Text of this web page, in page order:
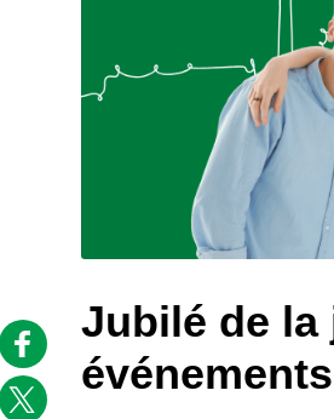
Jubilé de la